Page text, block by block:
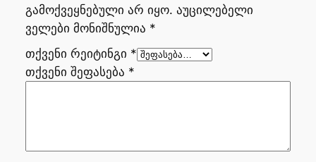
გამოქვეყნებული არ იყო. აუცილებელი
ველები მონიშნულია *
თქვენი რეიტინგი *
თქვენი შეფასება *